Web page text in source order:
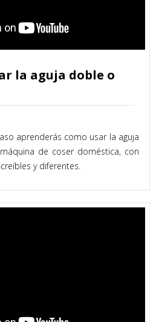
la aguja doble o
aprenderás como usar la aguja
de coser doméstica, con
y diferentes.